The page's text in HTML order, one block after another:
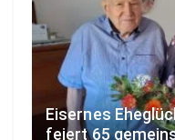
Eisernes
feiert 65